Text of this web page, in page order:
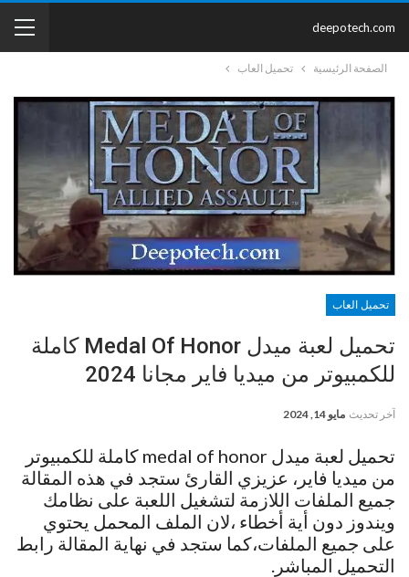
deepotech.com
الصفحة الرئيسية تحميل العاب
تحميل العاب
تحميل لعبة ميدل Medal Of Honor كاملة
للكمبيوتر من ميديا فاير مجانا 2024
آخر تحديث مايو 14, 2024
تحميل لعبة ميدل medal of honor كاملة للكمبيوتر
من ميديا فاير، عزيزي القارئ ستجد في هذه المقالة
جميع الملفات اللازمة لتشغيل اللعبة على نظامك
ويندوز دون أية أخطاء ،لان الملف المحمل يحتوي
على جميع الملفات،كما ستجد في نهاية المقالة رابط
التحميل المباشر.